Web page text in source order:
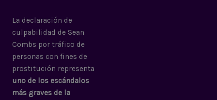
La declaración de
culpabilidad de Sean
Combs por tráfico de
personas con fines de
prostitución representa
uno de los escándalos
más graves de la